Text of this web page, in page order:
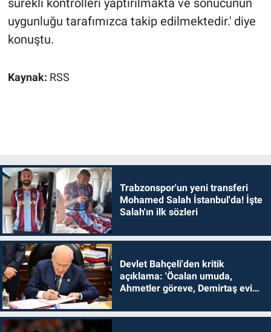
sürekli kontrolleri yaptırılmakta ve sonucunun
uygunluğu tarafımızca takip edilmektedir.' diye
konuştu.
Kaynak: RSS
Trabzonspor'un yeni transferi
Mohamed Salah İstanbul'da! İşte
Salah'ın ilk sözleri
Devlet Bahçeli'den kritik
açıklama: 'Öcalan umuda,
Ahmetler göreve, Demirtaş evine